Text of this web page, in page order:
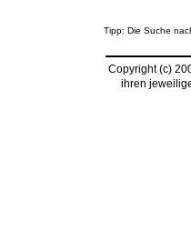
Tipp: Die Suche
Copyright (c)
ihren